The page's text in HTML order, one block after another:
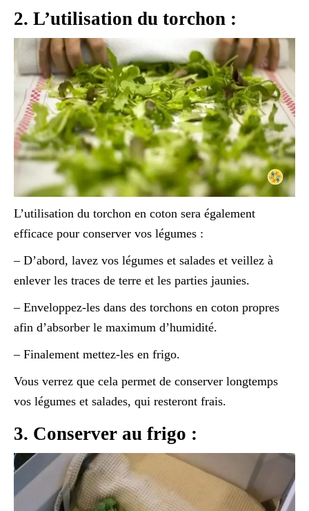
2. L’utilisation du torchon :
L’utilisation du torchon en coton sera également
efficace pour conserver vos légumes :
– D’abord, lavez vos légumes et salades et veillez à
enlever les traces de terre et les parties jaunies.
– Enveloppez-les dans des torchons en coton propres
afin d’absorber le maximum d’humidité.
– Finalement mettez-les en frigo.
Vous verrez que cela permet de conserver longtemps
vos légumes et salades, qui resteront frais.
3. Conserver au frigo :